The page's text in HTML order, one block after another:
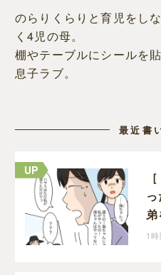
のらりくらりと育児をし
く4児の母。
棚やテーブルにシールを
息子ラブ。
最近書
1